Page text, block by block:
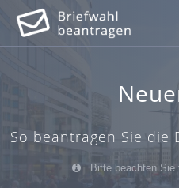
So beantragen Sie die
Bitte beachten Sie